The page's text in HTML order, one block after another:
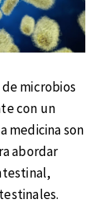
microbios
con un
medicina son
abordar